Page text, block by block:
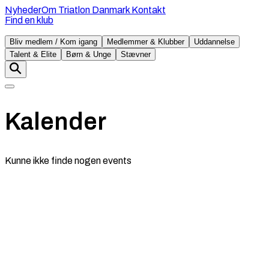
NyhederOm Triatlon Danmark Kontakt
Find en klub
Bliv medlem / Kom igang Medlemmer & Klubber
Uddannelse
Talent & Elite
Børn & Unge Stævner
Kalender
Kunne ikke finde nogen events